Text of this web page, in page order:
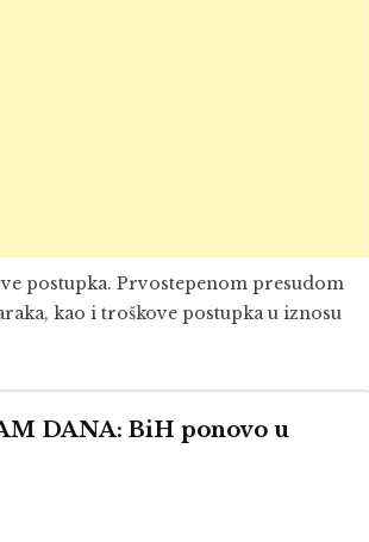
postupka. Prvostepenom presudom
kao i troškove postupka u iznosu
DANA: BiH ponovo u